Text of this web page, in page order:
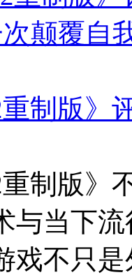
重制版》
重制版
与当下
戏不只